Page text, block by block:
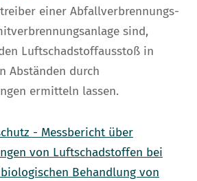
einer Abfallverbrennungs-
sind,
Luftschadstoffausstoß in
Abständen durch
ermitteln lassen.
- Messbericht über
von Luftschadstoffen bei
Behandlung von